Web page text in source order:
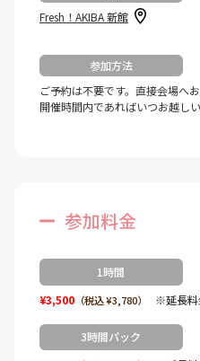
Fresh！AKIBA 新館
参加方法
ご予約は不要です。直接会場へお
開催時間内であればいつお越し
参加料金
1時間
¥3,500（税込 ¥3,780） ※延長料
3時間パック